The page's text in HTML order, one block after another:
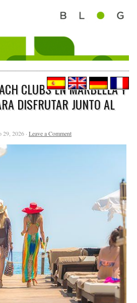
CLUBS EN MARBELLA Y
DISFRUTAR JUNTO AL
29, 2026 · Leave a Comment